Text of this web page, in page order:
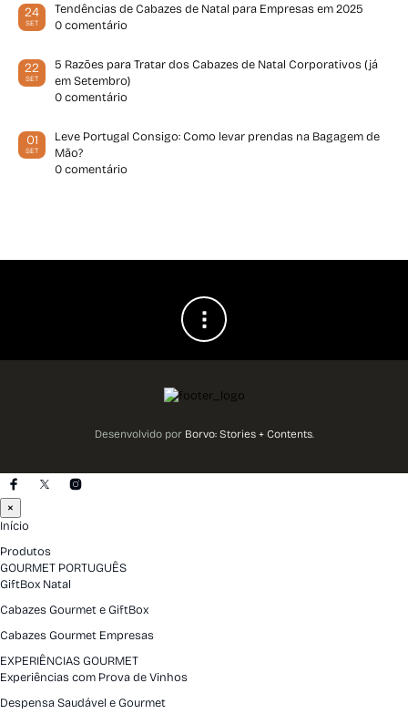
24
SET
Tendências de Cabazes de Natal para Empresas em 2025
0 comentário
22
SET
5 Razões para Tratar dos Cabazes de Natal Corporativos (já
em Setembro)
0 comentário
01
SET
Leve Portugal Consigo: Como levar prendas na Bagagem de
Mão?
0 comentário
Desenvolvido por Borvo: Stories + Contents.
×
Início
Produtos
GOURMET PORTUGUÊS
GiftBox Natal
Cabazes Gourmet e GiftBox
Cabazes Gourmet Empresas
EXPERIÊNCIAS GOURMET
Experiências com Prova de Vinhos
Despensa Saudável e Gourmet